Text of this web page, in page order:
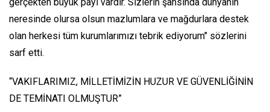
gerçekten büyük payı vardır. Sizlerin şahsında dünyanın
neresinde olursa olsun mazlumlara ve mağdurlara destek
olan herkesi tüm kurumlarımızı tebrik ediyorum" sözlerini
sarf etti.
“VAKIFLARIMIZ, MİLLETİMİZİN HUZUR VE GÜVENLİĞİNİN
DE TEMİNATI OLMUŞTUR”